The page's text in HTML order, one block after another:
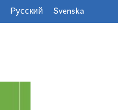
Русский Svenska